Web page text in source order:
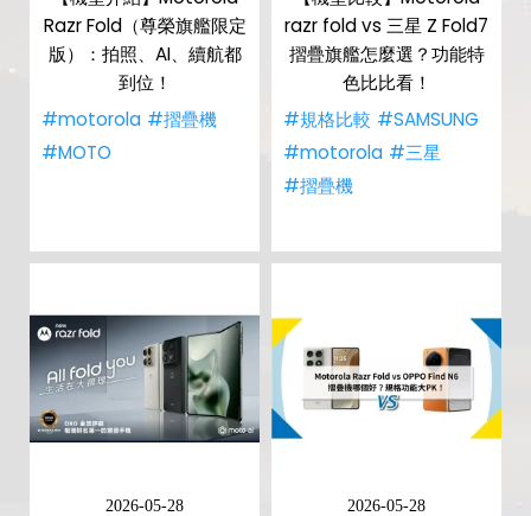
Razr Fold（尊榮旗艦限定
版）：拍照、AI、續航都
到位！
#motorola #摺疊機
#MOTO
razr fold vs 三星 Z Fold7
摺疊旗艦怎麼選？功能特
色比比看！
#規格比較 #SAMSUNG
#motorola #三星
#摺疊機
2026-05-28 2026-05-28